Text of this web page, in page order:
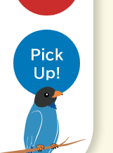
い
と
き
pickup